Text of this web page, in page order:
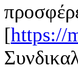
[https://